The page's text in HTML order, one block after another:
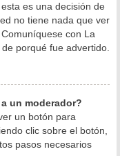
es una decisión de
no tiene nada que ver
con La
porqué fue advertido.
un moderador?
un botón para
clic sobre el botón,
pasos necesarios